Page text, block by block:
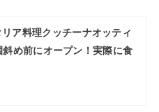
リア料理クッチーナオッティ
斜め前にオープン！実際に食